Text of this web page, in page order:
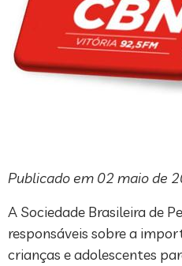
Publicado em 02 maio de
A Sociedade Brasileira de
responsáveis sobre a
crianças e adolescentes